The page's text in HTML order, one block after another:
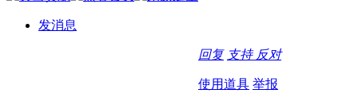
发消息
回复 支持 反对
使用道具 举报